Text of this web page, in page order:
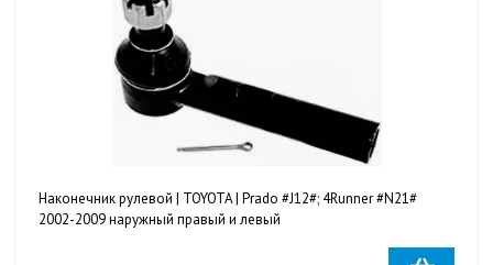
Наконечник рулевой | TOYOTA | Prado #J12#; 4Runner #N21#
2002-2009 наружный правый и левый